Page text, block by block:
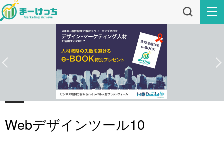
Webデザインツール10